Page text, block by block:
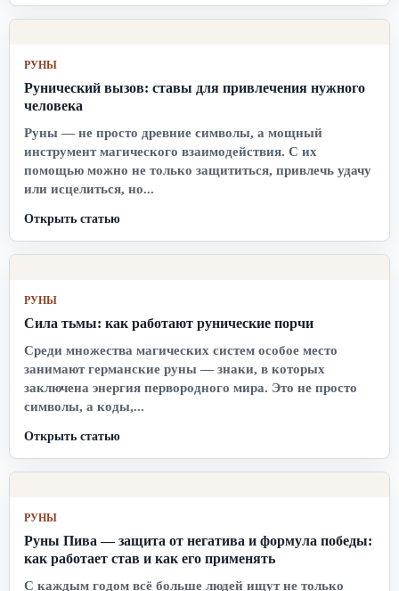
РУНЫ
Рунический вызов: ставы для привлечения нужного
человека
Руны — не просто древние символы, а мощный
инструмент магического взаимодействия. С их
помощью можно не только защититься, привлечь удачу
или исцелиться, но...
Открыть статью
РУНЫ
Сила тьмы: как работают рунические порчи
Среди множества магических систем особое место
занимают германские руны — знаки, в которых
заключена энергия первородного мира. Это не просто
символы, а коды,...
Открыть статью
РУНЫ
Руны Пива — защита от негатива и формула победы:
как работает став и как его применять
С каждым годом всё больше людей ищут не только